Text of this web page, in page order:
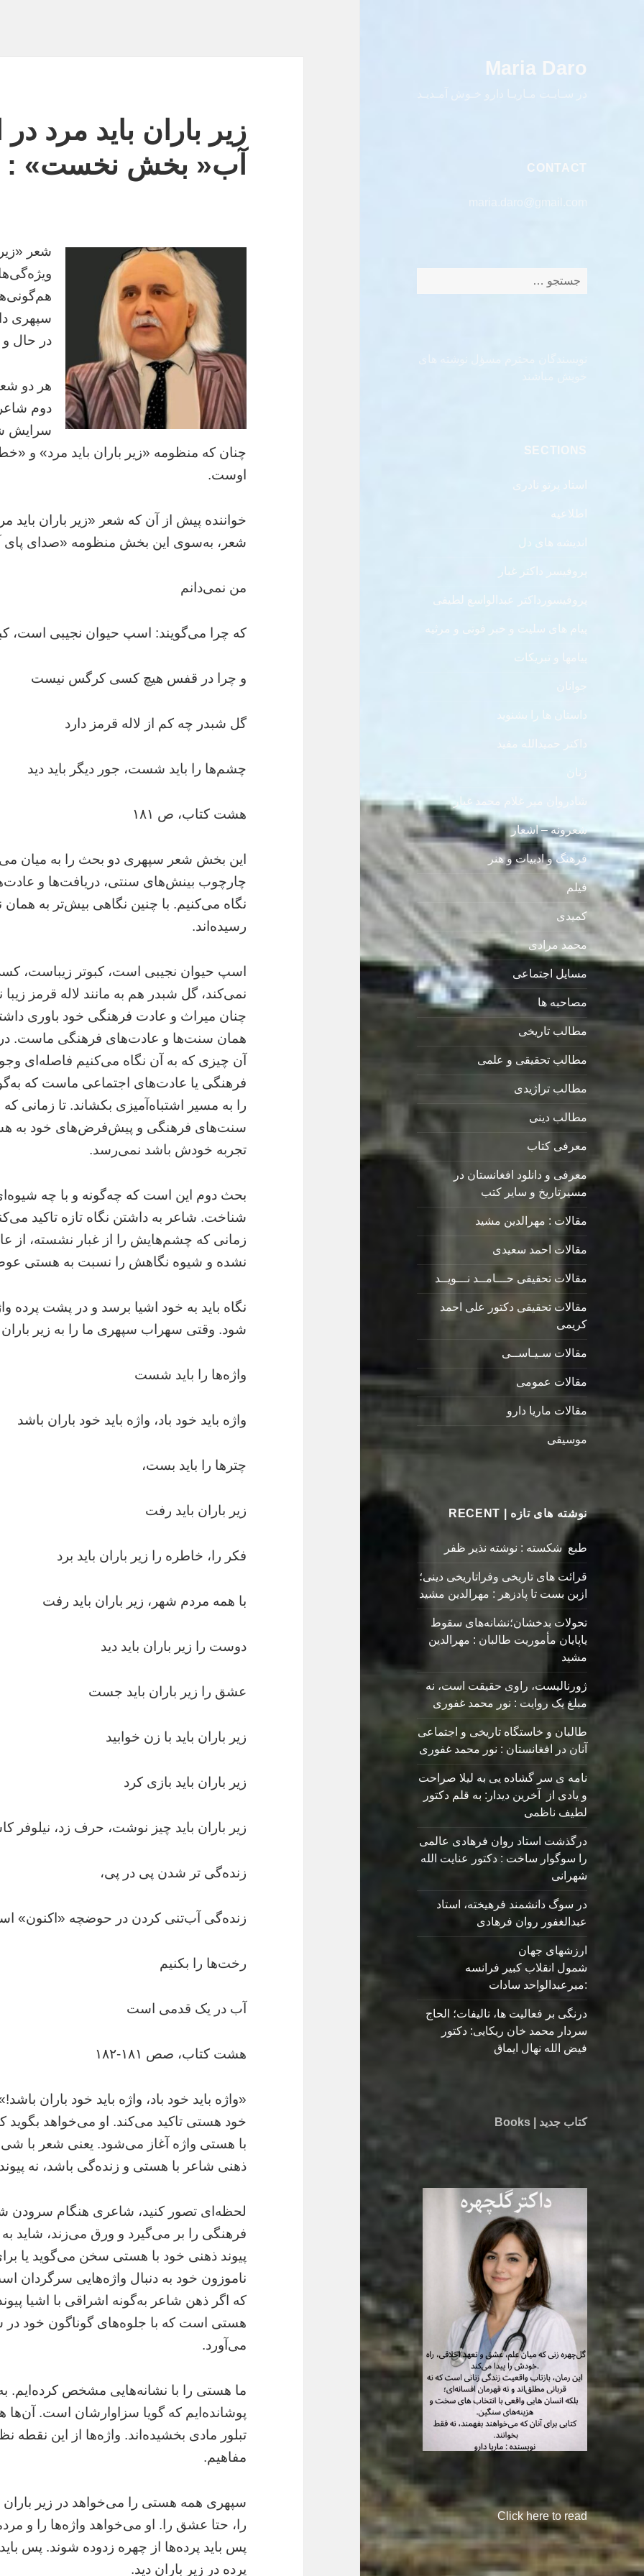
Maria Daro
در سـایـت مـاریـا دارو خـوش آمـدیـد
CONTACT
برای:
نویسندگان محترم مسؤل نوشته های
SECTIONS
استاد پرتو نادری
اطلاعیه
اندیشه های دل
پروفیسر داکتر غبار
پروفیسورداکتر عبدالواسع لطیفی
پیام های سلیت و خبر فوتی و مرثیه
پیامها و تبریکات
جوانان
داستان ها را بشنوید
داکتر حمیدالله مفید
زنان
شادروان میر غلام محمد غبار
شعرونه – اشعار
فرهنگ و ادبیات و هنر
فیلم
کمیدی
محمد مرادی
مسایل اجتماعی
مصاحبه ها
مطالب تاریخی
مطالب تحقیقی و علمی
مطالب تراژیدی
مطالب دینی
معرفی کتاب
معرفی و دانلود افغانستان در
مسیرتاریخ و سایر کتب
مقالات : مهرالدین مشید
مقالات احمد سعیدی
مقالات تحقیقی حـــامــد نـــویــد
مقالات تحقیقی دکتور علی احمد
کریمی
مقالات سـیـاســی
مقالات عمومی
مقالات ماریا دارو
موسیقی
نوشته های تازه | RECENT
طبع شکسته : نوشته نذیر ظفر
قرائت های تاریخی وفراتاریخی دینی؛
ازبن بست تا پادزهر : مهرالدین مشید
تحولات بدخشان؛نشانه‌های سقوط
یاپایان مأموریت طالبان : مهرالدین
مشید
ژورنالیست، راوی حقیقت است، نه
مبلغ یک روایت : نور محمد غفوری
طالبان و خاستگاه تاریخی و اجتماعی
آنان در افغانستان : نور محمد غفوری
نامه ی سر گشاده يی به ليلا صراحت
و یادی از آخرین دیدار: به قلم دکتور
لطیف ناظمی
درگذشت استاد روان فرهادی عالمی
را سوگوار ساخت : دکتور عنایت الله
شهرانی
در سوگ دانشمند فرهیخته، استاد
عبدالغفور روان فرهادی
ارزشهای جهان
شمول انقلاب کبیر فرانسه
:میرعبدالواحد سادات
درنگی بر فعالیت ها، تالیفات؛ الحاج
سردار محمد خان ریکایی: دکتور
فیض الله نهال ایماق
کتاب جدید | Books
Click here to read
زیر باران باید مرد
آب« بخش نخست» :
شعر
سپهری
در حال
هر دو
دوم
سرایش
چنان که منظومه «زیر باران باید مرد» و
اوست.
خواننده پیش از آن که شعر «زیر باران باید
شعر، به‌سوی این بخش منظومه «صدای
من نمی‌دانم
که چرا می‌گویند: اسپ حیوان نجیبی است،
و چرا در قفس هیچ کسی کرگس نیست
گل شبدر چه کم از لاله قرمز دارد
چشم‌ها را باید شست، جور دیگر باید دید
هشت کتاب، ص ۱۸۱
این بخش شعر سپهری دو بحث را به میان
چارچوب بینش‌های سنتی، دریافت‌ها و
نگاه می‌کنیم. با چنین نگاهی بیش‌تر به
رسیده‌اند.
اسپ حیوان نجیبی است، کبوتر زیباست،
نمی‌کند، گل ‌شبدر هم به مانند لاله قرمز
چنان میراث و عادت فرهنگی خود باوری
همان سنت‌ها و عادت‌های فرهنگی ماست. در
آن چیزی که به آن نگاه می‌کنیم فاصله‌ای
فرهنگی یا عادت‌های اجتماعی ماست که
را به مسیر اشتباه‌آمیزی بکشاند. تا زمانی
سنت‌های فرهنگی و پیش‌فرض‌های خود به
تجربه خودش باشد نمی‌رسد.
بحث دوم این است که چه‌گونه و با چه
شناخت. شاعر به داشتن نگاه تازه‌ تاکید
زمانی که چشم‌هایش را از غبار نشسته، از
نشده و شیوه نگاهش را نسبت به هستی
نگاه باید به خود اشیا برسد و در پشت پرده
شود. وقتی سهراب سپهری ما را به زیر
واژه‌ها را باید شست
واژه باید خود باد، واژه باید خود باران باشد
چترها را باید بست،
زیر باران باید رفت
فکر را، خاطره را زیر باران باید برد
با همه مردم شهر، زیر باران باید رفت
دوست را زیر باران باید دید
عشق را زیر باران باید جست
زیر باران باید با زن خوابید
زیر باران باید بازی کرد
زیر باران باید چیز نوشت، حرف زد، نیلوفر
زنده‌گی تر شدن پی در پی،
زنده‌گی آب‌تنی کردن در حوضچه «اکنون»
رخت‌ها را بکنیم
آب در یک قدمی است
هشت کتاب، صص ۱۸۱-۱۸۲
«واژه باید خود باد، واژه باید خود باران
خود هستی تاکید می‌کند. او می‌خواهد بگوید
با هستی واژه آغاز می‌شود. یعنی شعر با شی
ذهنی شاعر با هستی و زنده‌گی باشد، نه
لحظه‌ای تصور کنید، شاعری هنگام سرودن
فرهنگی را بر می‌گیرد و ورق می‌زند، شاید به
پیوند ذهنی خود با هستی سخن می‌گوید یا
ناموزون خود به دنبال واژه‌ها‌یی سرگردان
که اگر ذهن شاعر به‌گونه اشراقی با اشیا
هستی است که با جلوه‌های گوناگون خود
می‌آورد.
ما هستی را با نشانه‌هایی مشخص کرده‌ایم. به
پوشانده‌ایم که گویا سزاوار‌شان است.
تبلور مادی بخشیده‌اند. واژه‌ها از این نقطه
مفاهیم.
سپهری همه‌ هستی را می‌خواهد در زیر باران
را،‌ حتا عشق را. او می‌خواهد واژه‌ها را و
پس باید پرده‌ها از چهره زدوده شوند. پس
پرده در زیر باران دید.